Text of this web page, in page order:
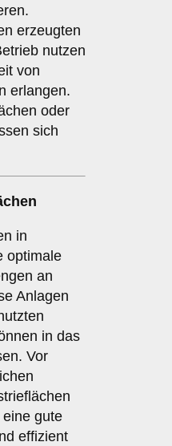
erzeugten
nutzen
von
erlangen.
oder
sich
in
optimale
an
Anlagen
in das
Vor
gute
effizient